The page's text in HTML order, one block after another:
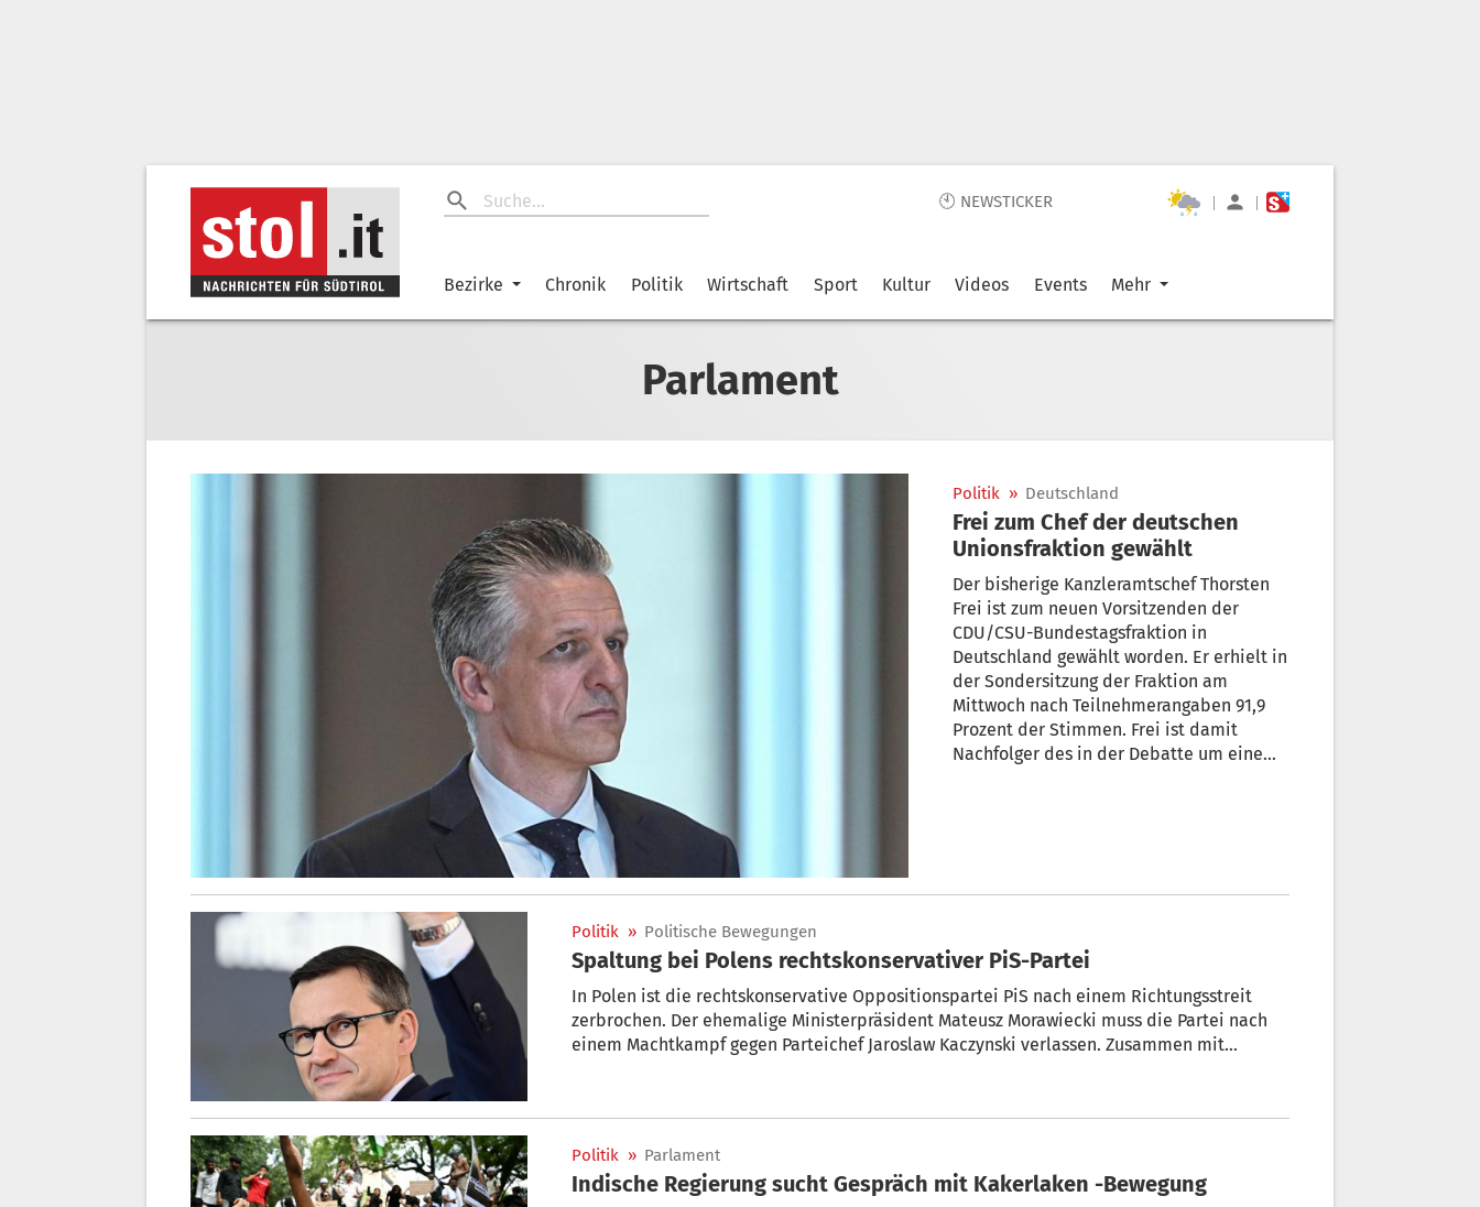
🕙 NEWSTICKER | |
Bezirke Chronik Politik Wirtschaft Sport Kultur Videos Events Mehr
Parlament
Politik » Deutschland
Frei zum Chef der deutschen
Unionsfraktion gewählt
Der bisherige Kanzleramtschef Thorsten
Frei ist zum neuen Vorsitzenden der
CDU/CSU-Bundestagsfraktion in
Deutschland gewählt worden. Er erhielt in
der Sondersitzung der Fraktion am
Mittwoch nach Teilnehmerangaben 91,9
Prozent der Stimmen. Frei ist damit
Nachfolger des in der Debatte um eine
Politik » Politische Bewegungen
Spaltung bei Polens rechtskonservativer PiS-Partei
In Polen ist die rechtskonservative Oppositionspartei PiS nach einem Richtungsstreit
zerbrochen. Der ehemalige Ministerpräsident Mateusz Morawiecki muss die Partei nach
einem Machtkampf gegen Parteichef Jaroslaw Kaczynski verlassen. Zusammen mit
bis 2023 regierte und in einen Dauerclinch mit der EU führte?
Politik » Parlament
Indische Regierung sucht Gespräch mit Kakerlaken -Bewegung